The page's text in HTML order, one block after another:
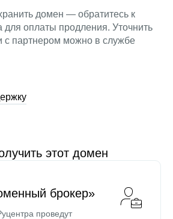
домен — обратитесь к
для оплаты продления. Уточнить
с партнером можно в службе
этот домен
брокер»
проведут